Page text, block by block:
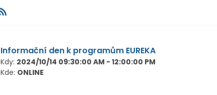
Informační den k programům EUREKA
Kdy: 2024/10/14 09:30:00 AM - 12:00:00 PM
Kde: ONLINE